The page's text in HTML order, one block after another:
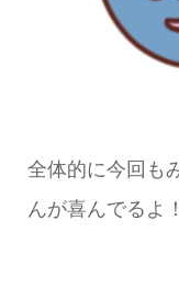
全体的に今回も
んが喜んでるよ！